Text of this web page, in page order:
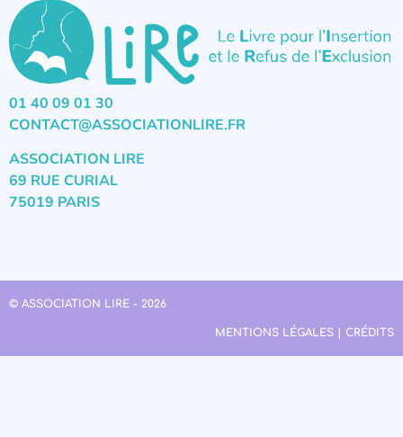
01 40 09 01 30
CONTACT@ASSOCIATIONLIRE.FR
ASSOCIATION LIRE
69 RUE CURIAL
75019 PARIS
© ASSOCIATION LIRE - 2026
MENTIONS LÉGALES | CRÉDITS